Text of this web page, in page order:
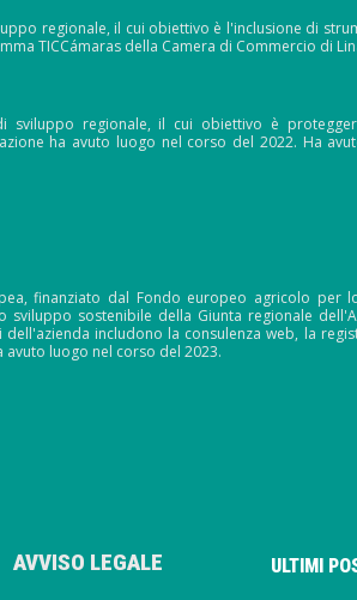
regionale, il cui obiettivo è l'inclusione di
TICCámaras della Camera di Commercio di
sviluppo regionale, il cui obiettivo è
ha avuto luogo nel corso del 2022. Ha
finanziato dal Fondo europeo agricolo
sviluppo sostenibile della Giunta regionale
includono la consulenza web, la
luogo nel corso del 2023.
AVVISO LEGALE ULTIMI